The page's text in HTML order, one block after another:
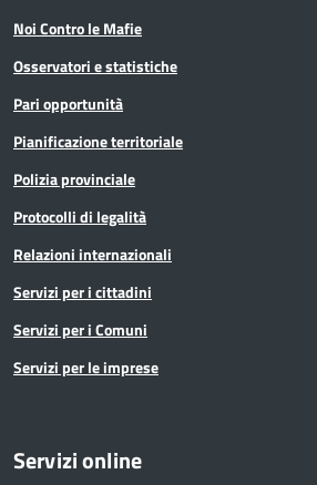
Noi Contro le Mafie
Osservatori e statistiche
Pari opportunità
Pianificazione territoriale
Polizia provinciale
Protocolli di legalità
Relazioni internazionali
Servizi per i cittadini
Servizi per i Comuni
Servizi per le imprese
Servizi online